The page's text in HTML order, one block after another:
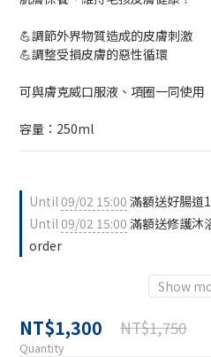
💪調節外界物質造成的皮膚刺激
💪調整受損皮膚的惡性循環
可與膚克威口服液、項圈一同使用
容量：250ml
Until09/02 15:00 滿額送好腸道
Until09/02 15:00 滿額送修護沐
order
Show
NT$1,300 NT$1,750
Quantity